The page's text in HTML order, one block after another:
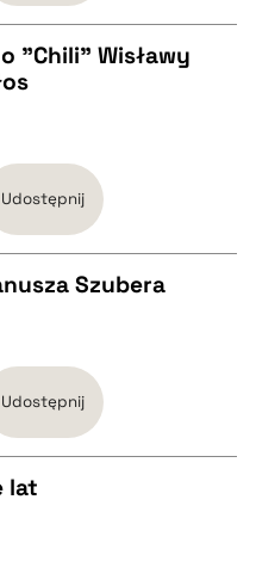
"Chili" Wisławy
Udostępnij
Szubera
Udostępnij
lat